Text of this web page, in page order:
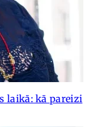
laikā: kā pareizi